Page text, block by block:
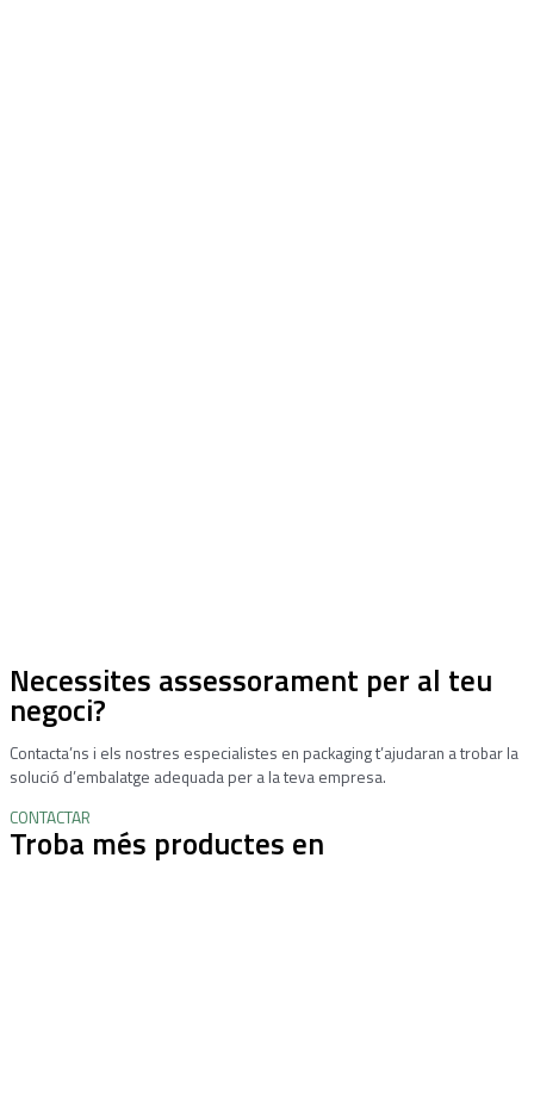
Necessites assessorament per al teu
negoci?
Contacta’ns i els nostres especialistes en packaging t’ajudaran a trobar la
solució d’embalatge adequada per a la teva empresa.
CONTACTAR
Troba més productes en